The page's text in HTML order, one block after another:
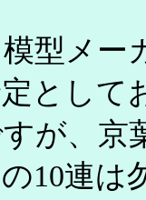
型メー
として
すが、京
10連は